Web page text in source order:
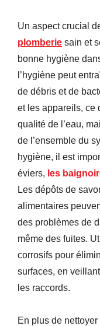
Un aspect crucial
plomberie sain et
bonne hygiène
l’hygiène peut
de débris et de
et les appareils, ce
qualité de l’eau,
de l’ensemble du
hygiène, il est
éviers, les
Les dépôts de
alimentaires
des problèmes de
même des fuites.
corrosifs pour
surfaces, en
les raccords.
En plus de